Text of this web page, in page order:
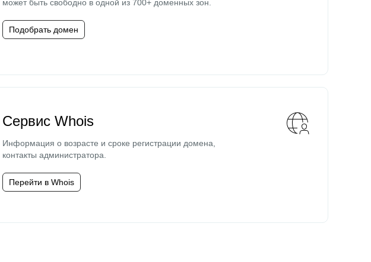
может быть свободно в одной из 700+ доменных зон.
Подобрать домен
Сервис Whois
Информация о возрасте и сроке регистрации домена,
контакты администратора.
Перейти в Whois